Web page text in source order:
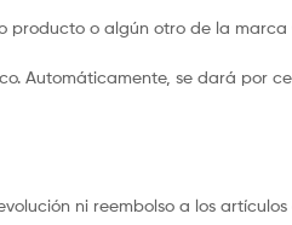
producto o algún otro de la marca
Automáticamente, se dará por
ni reembolso a los